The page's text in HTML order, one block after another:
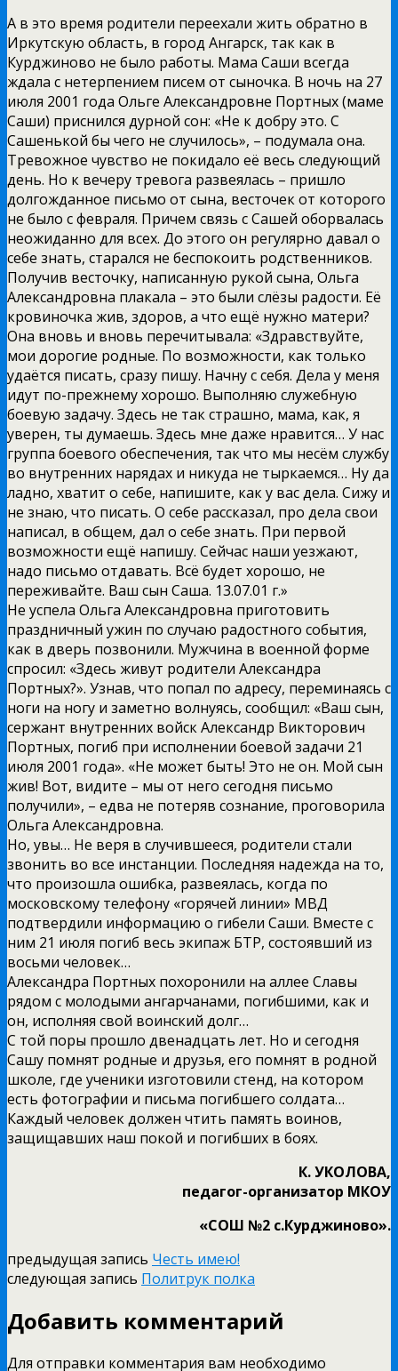
А в это время родители переехали жить обратно в
Иркутскую область, в город Ангарск, так как в
Курджиново не было работы. Мама Саши всегда
ждала с нетерпением писем от сыночка. В ночь на 27
июля 2001 года Ольге Александровне Портных (маме
Саши) приснился дурной сон: «Не к добру это. С
Сашенькой бы чего не случилось», – подумала она.
Тревожное чувство не покидало её весь следующий
день. Но к вечеру тревога развеялась – пришло
долгожданное письмо от сына, весточек от которого
не было с февраля. Причем связь с Сашей оборвалась
неожиданно для всех. До этого он регулярно давал о
себе знать, старался не беспокоить родственников.
Получив весточку, написанную рукой сына, Ольга
Александровна плакала – это были слёзы радости. Её
кровиночка жив, здоров, а что ещё нужно матери?
Она вновь и вновь перечитывала: «Здравствуйте,
мои дорогие родные. По возможности, как только
удаётся писать, сразу пишу. Начну с себя. Дела у меня
идут по-прежнему хорошо. Выполняю служебную
боевую задачу. Здесь не так страшно, мама, как, я
уверен, ты думаешь. Здесь мне даже нравится… У нас
группа боевого обеспечения, так что мы несём службу
во внутренних нарядах и никуда не тыркаемся… Ну да
ладно, хватит о себе, напишите, как у вас дела. Сижу и
не знаю, что писать. О себе рассказал, про дела свои
написал, в общем, дал о себе знать. При первой
возможности ещё напишу. Сейчас наши уезжают,
надо письмо отдавать. Всё будет хорошо, не
переживайте. Ваш сын Саша. 13.07.01 г.»
Не успела Ольга Александровна приготовить
праздничный ужин по случаю радостного события,
как в дверь позвонили. Мужчина в военной форме
спросил: «Здесь живут родители Александра
Портных?». Узнав, что попал по адресу, переминаясь с
ноги на ногу и заметно волнуясь, сообщил: «Ваш сын,
сержант внутренних войск Александр Викторович
Портных, погиб при исполнении боевой задачи 21
июля 2001 года». «Не может быть! Это не он. Мой сын
жив! Вот, видите – мы от него сегодня письмо
получили», – едва не потеряв сознание, проговорила
Ольга Александровна.
Но, увы… Не веря в случившееся, родители стали
звонить во все инстанции. Последняя надежда на то,
что произошла ошибка, развеялась, когда по
московскому телефону «горячей линии» МВД
подтвердили информацию о гибели Саши. Вместе с
ним 21 июля погиб весь экипаж БТР, состоявший из
восьми человек…
Александра Портных похоронили на аллее Славы
рядом с молодыми ангарчанами, погибшими, как и
он, исполняя свой воинский долг…
С той поры прошло двенадцать лет. Но и сегодня
Сашу помнят родные и друзья, его помнят в родной
школе, где ученики изготовили стенд, на котором
есть фотографии и письма погибшего солдата…
Каждый человек должен чтить память воинов,
защищавших наш покой и погибших в боях.
К. УКОЛОВА,
педагог-организатор МКОУ
«СОШ №2 с.Курджиново».
предыдущая запись Честь имею!
следующая запись Политрук полка
Добавить комментарий
Для отправки комментария вам необходимо